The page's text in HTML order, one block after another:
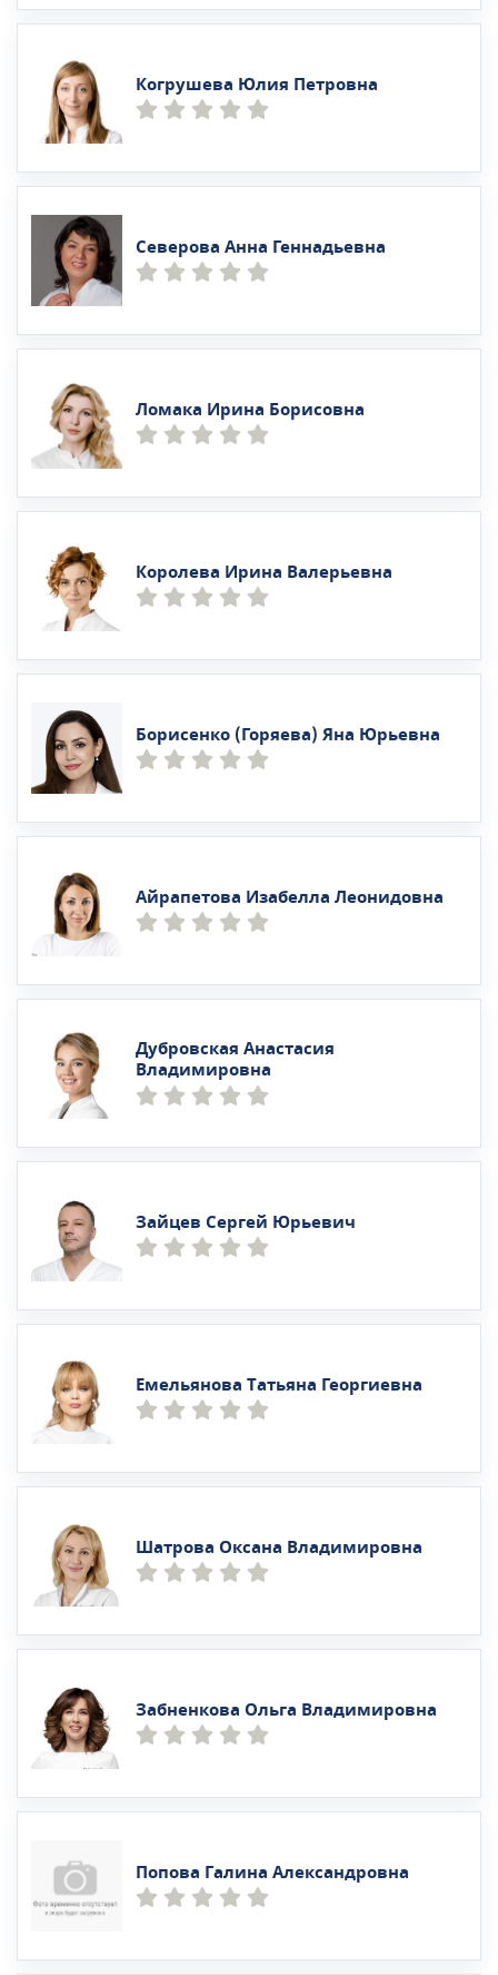
Когрушева Юлия Петровна
Северова Анна Геннадьевна
Ломака Ирина Борисовна
Королева Ирина Валерьевна
Борисенко (Горяева) Яна Юрьевна
Айрапетова Изабелла Леонидовна
Дубровская Анастасия
Владимировна
Зайцев Сергей Юрьевич
Емельянова Татьяна Георгиевна
Шатрова Оксана Владимировна
Забненкова Ольга Владимировна
Попова Галина Александровна